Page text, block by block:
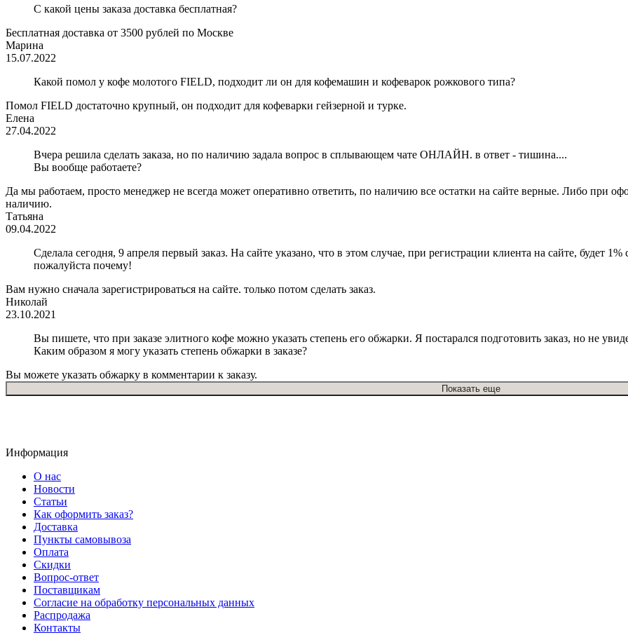
С какой цены заказа доставка бесплатная?
Бесплатная доставка от 3500 рублей по Москве
Марина
15.07.2022
Какой помол у кофе молотого FIELD, подходит ли он для кофемашин и кофеварок рожкового типа?
Помол FIELD достаточно крупный, он подходит для кофеварки гейзерной и турке.
Елена
27.04.2022
Вчера решила сделать заказа, но по наличию задала вопрос в сплывающем чате ОНЛАЙН. в ответ - тишина....
Вы вообще работаете?
Да мы работаем, просто менеджер не всегда может оперативно ответить, по наличию все остатки на сайте верные. Либо при
наличию.
Татьяна
09.04.2022
Сделала сегодня, 9 апреля первый заказ. На сайте указано, что в этом случае, при регистрации клиента на сайте, будет
пожалуйста почему!
Вам нужно сначала зарегистрироваться на сайте. только потом сделать заказ.
Николай
23.10.2021
Вы пишете, что при заказе элитного кофе можно указать степень его обжарки. Я постарался подготовить заказ, но не
Каким образом я могу указать степень обжарки в заказе?
Вы можете указать обжарку в комментарии к заказу.
Показать еще
Информация
О нас
Новости
Статьи
Как оформить заказ?
Доставка
Пункты самовывоза
Оплата
Скидки
Вопрос-ответ
Поставщикам
Согласие на обработку персональных данных
Распродажа
Контакты